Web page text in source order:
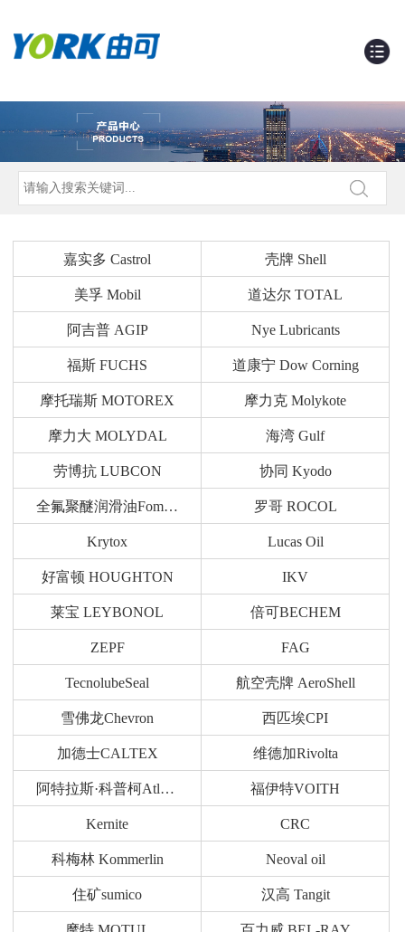
嘉实多 Castrol 壳牌 Shell
美孚 Mobil 道达尔 TOTAL
阿吉普 AGIP Nye Lubricants
福斯 FUCHS 道康宁 Dow Corning
摩托瑞斯 MOTOREX 摩力克 Molykote
摩力大 MOLYDAL 海湾 Gulf
劳博抗 LUBCON 协同 Kyodo
全氟聚醚润滑油Fomblin 罗哥 ROCOL
Krytox Lucas Oil
好富顿 HOUGHTON IKV
莱宝 LEYBONOL 倍可BECHEM
ZEPF FAG
TecnolubeSeal 航空壳牌 AeroShell
雪佛龙Chevron 西匹埃CPI
加德士CALTEX 维德加Rivolta
阿特拉斯·科普柯Atlas Copco 福伊特VOITH
Kernite CRC
科梅林 Kommerlin Neoval oil
住矿sumico 汉高 Tangit